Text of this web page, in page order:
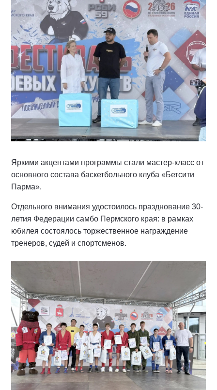
Яркими акцентами программы стали мастер-класс от
основного состава баскетбольного клуба «Бетсити
Парма».
Отдельного внимания удостоилось празднование 30-
летия Федерации самбо Пермского края: в рамках
юбилея состоялось торжественное награждение
тренеров, судей и спортсменов.